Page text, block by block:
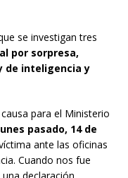
se investigan tres
por sorpresa,
de inteligencia y
para el Ministerio
pasado, 14 de
ante las oficinas
Cuando nos fue